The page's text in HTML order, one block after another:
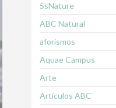
5sNature
ABC Natural
aforismos
Aquae Campus
Arte
Artículos ABC